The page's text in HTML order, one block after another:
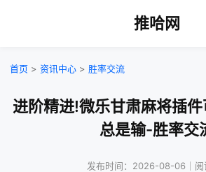
推哈网
首页 > 资讯中心 > 胜率交流
进阶精进!微乐甘肃麻将插
总是输-胜率交
发布时间：2026-08-06｜阅